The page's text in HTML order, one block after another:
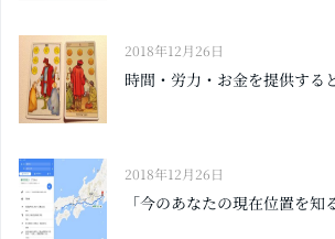
2018年12月26日
時間・労力・お金を提供する
2018年12月26日
「今のあなたの現在位置を知